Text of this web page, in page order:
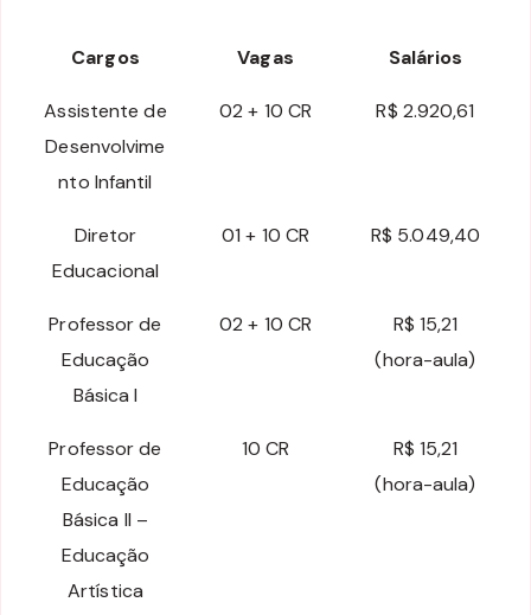
Cargos Vagas Salários
Assistente de
Desenvolvime
nto Infantil
02 + 10 CR R$ 2.920,61
Diretor
Educacional
01 + 10 CR R$ 5.049,40
Professor de
Educação
Básica I
02 + 10 CR
R$ 15,21
(hora-aula)
Professor de
Educação
Básica II –
Educação
Artística
10 CR
R$ 15,21
(hora-aula)